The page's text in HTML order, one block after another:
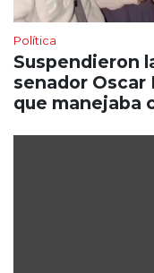
Política
Suspendieron
senador Oscar
que manejaba